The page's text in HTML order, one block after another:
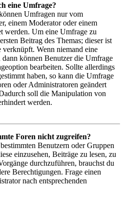
eine Umfrage?
Umfragen nur vom
einem Moderator oder einem
werden. Um eine Umfrage zu
Beitrag des Themas; dieser ist
Wenn niemand eine
dann können Benutzer die Umfrage
bearbeiten. Sollte allerdings
haben, so kann die Umfrage
oder Administratoren geändert
soll die Manipulation von
werden.
Foren nicht zugreifen?
Benutzern oder Gruppen
einzusehen, Beiträge zu lesen, zu
durchzuführen, brauchst du
Berechtigungen. Frage einen
nach entsprechenden